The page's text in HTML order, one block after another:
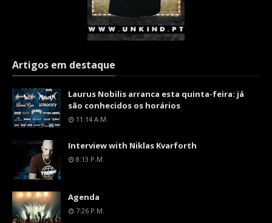
Artigos em destaque
Laurus Nobilis arranca esta quinta-feira: já
são conhecidos os horários
11:14 A.m.
Interview with Niklas Kvarforth
8:13 P.m.
Agenda
7:26 P.m.